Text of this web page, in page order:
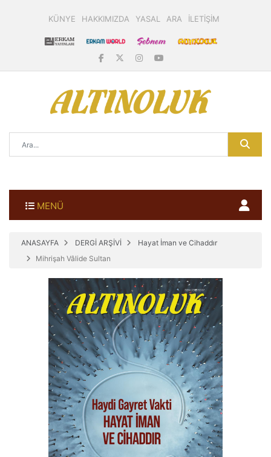
KÜNYE HAKKIMIZDA YASAL ARA İLETİŞİM
MENÜ
ANASAYFA DERGİ ARŞİVİ
Hayat İman ve Cihaddır
Mihrişah Vâlide Sultan